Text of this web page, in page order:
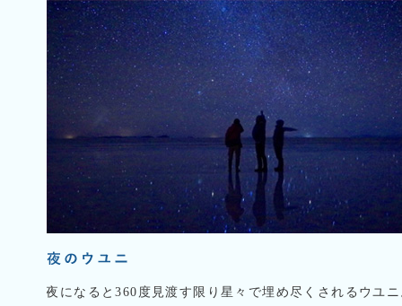
夜になると360度見渡す限り星々で埋め尽くされるウユ